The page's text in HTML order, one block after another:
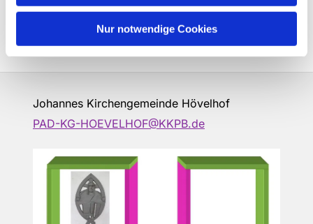
Nur notwendige Cookies
Johannes Kirchengemeinde Hövelhof
PAD-KG-HOEVELHOF@KKPB.de